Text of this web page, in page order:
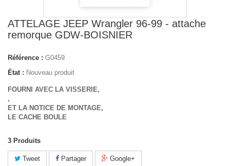
ATTELAGE JEEP Wrangler 96-99 - attache
remorque GDW-BOISNIER
Référence : G0459
État : Nouveau produit
FOURNI AVEC LA VISSERIE,
,
ET LA NOTICE DE MONTAGE,
LE CACHE BOULE
3 Produits
Tweet Partager Google+